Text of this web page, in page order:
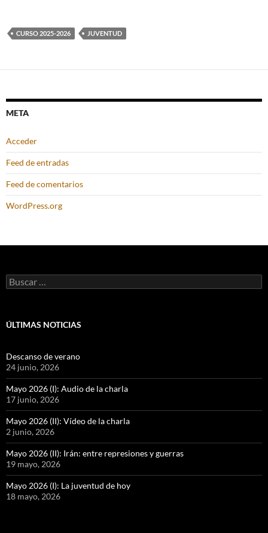
CURSO 2025-2026 JUVENTUD
META
Acceder
Feed de entradas
Feed de comentarios
WordPress.org
Buscar:
ÚLTIMAS NOTICIAS
Descanso de verano
24 junio, 2026
Mayo 2026 (I): Audio de la charla
17 junio, 2026
Mayo 2026 (II): Vídeo de la charla
2 junio, 2026
Mayo 2026 (II): Irán: entre represiones y guerras
19 mayo, 2026
Mayo 2026 (I): La juventud de hoy
18 mayo, 2026